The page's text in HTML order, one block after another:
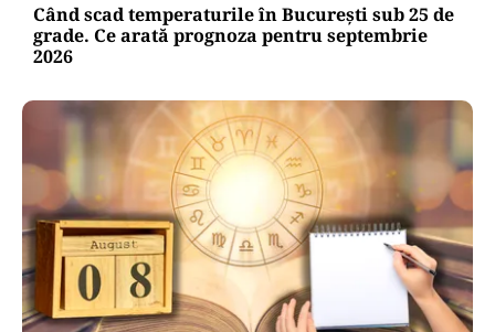
Când scad temperaturile în București sub 25 de
grade. Ce arată prognoza pentru septembrie
2026